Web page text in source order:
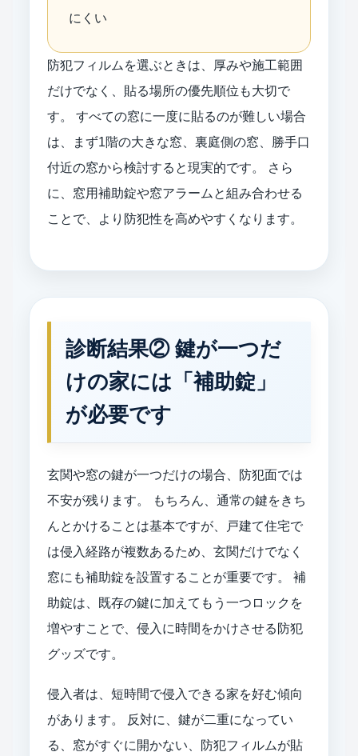
にくい
防犯フィルムを選ぶときは、厚みや施工範囲
だけでなく、貼る場所の優先順位も大切で
す。 すべての窓に一度に貼るのが難しい場合
は、まず1階の大きな窓、裏庭側の窓、勝手口
付近の窓から検討すると現実的です。 さら
に、窓用補助錠や窓アラームと組み合わせる
ことで、より防犯性を高めやすくなります。
診断結果② 鍵が一つだ
けの家には「補助錠」
が必要です
玄関や窓の鍵が一つだけの場合、防犯面では
不安が残ります。 もちろん、通常の鍵をきち
んとかけることは基本ですが、戸建て住宅で
は侵入経路が複数あるため、玄関だけでなく
窓にも補助錠を設置することが重要です。 補
助錠は、既存の鍵に加えてもう一つロックを
増やすことで、侵入に時間をかけさせる防犯
グッズです。
侵入者は、短時間で侵入できる家を好む傾向
があります。 反対に、鍵が二重になってい
る、窓がすぐに開かない、防犯フィルムが貼